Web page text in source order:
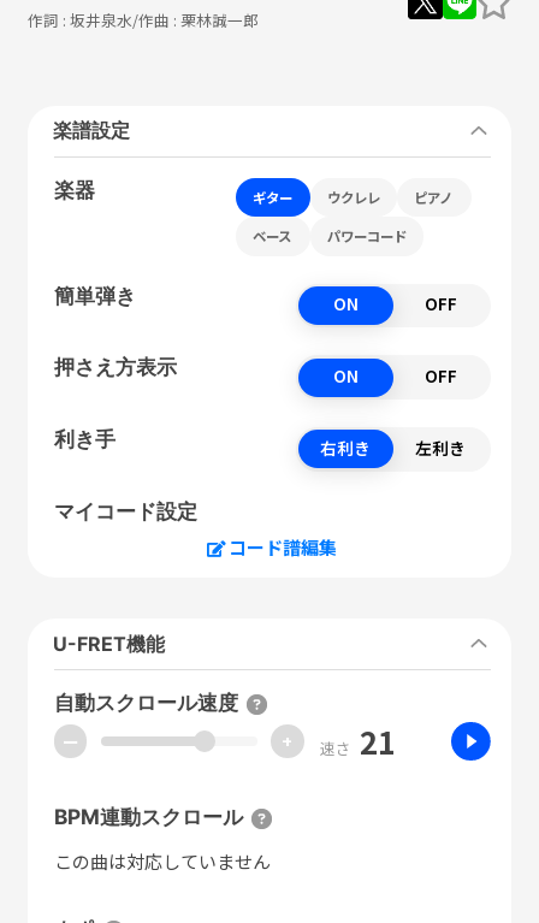
作詞 : 坂井泉水/作曲 : 栗林誠一郎
楽譜設定
楽器 ギター ウクレレ ピアノ
ベース パワーコード
簡単弾き ON OFF
押さえ方表示 ON OFF
利き手 右利き 左利き
マイコード設定
コード譜編集
U-FRET機能
自動スクロール速度
ー + 速さ 21
BPM連動スクロール
この曲は対応していません